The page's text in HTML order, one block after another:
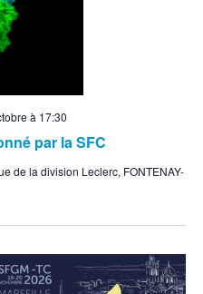
par la SFC
à 17:30
de la division Leclerc, FONTENAY-